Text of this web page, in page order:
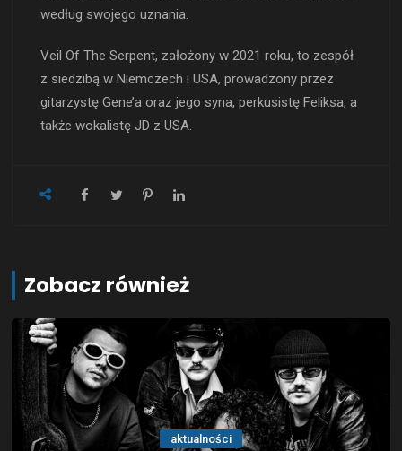
według swojego uznania.
Veil Of The Serpent, założony w 2021 roku, to zespół
z siedzibą w Niemczech i USA, prowadzony przez
gitarzystę Gene’a oraz jego syna, perkusistę Feliksa, a
także wokalistę JD z USA.
Zobacz również
aktualności